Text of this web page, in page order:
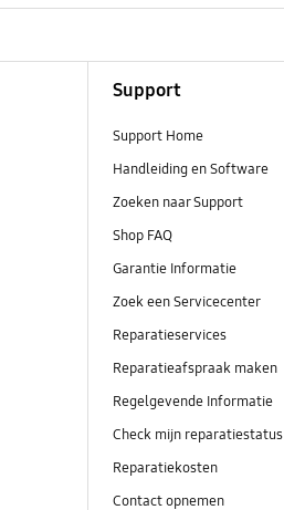
Support
Support Home
Handleiding en Software
Zoeken naar Support
Shop FAQ
Garantie Informatie
Zoek een Servicecenter
Reparatieservices
Reparatieafspraak maken
Regelgevende Informatie
Check mijn reparatiestatus
Reparatiekosten
Contact opnemen